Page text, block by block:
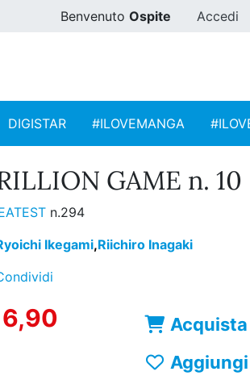
Benvenuto Ospite Accedi
DIGISTAR #ILOVEMANGA
GAME n. 10
n.294
Ikegami,Riichiro Inagaki